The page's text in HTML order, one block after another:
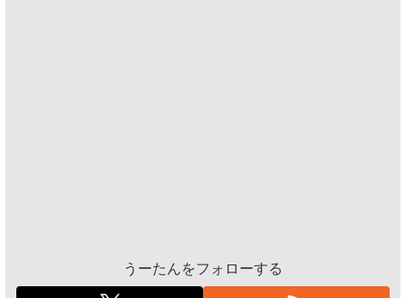
うーたんをフォローする